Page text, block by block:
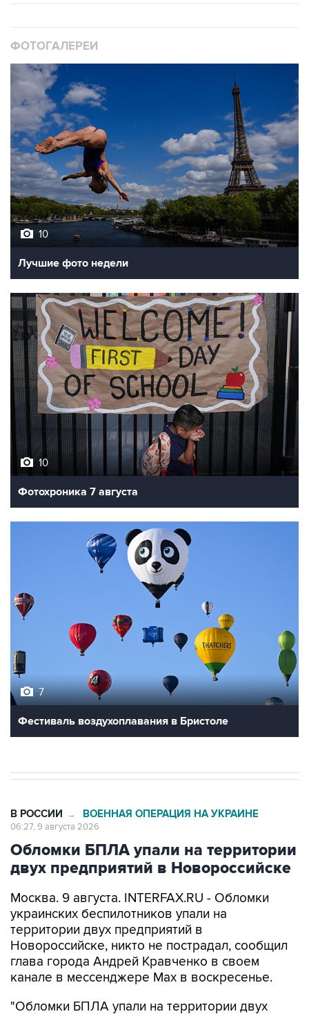
ФОТОГАЛЕРЕИ
10
Лучшие фото недели
10
Фотохроника 7 августа
7
Фестиваль воздухоплавания в Бристоле
В РОССИИ → ВОЕННАЯ ОПЕРАЦИЯ НА УКРАИНЕ
06:27, 9 августа 2026
Обломки БПЛА упали на территории
двух предприятий в Новороссийске
Москва. 9 августа. INTERFAX.RU - Обломки
украинских беспилотников упали на
территории двух предприятий в
Новороссийске, никто не пострадал, сообщил
глава города Андрей Кравченко в своем
канале в мессенджере Max в воскресенье.
"Обломки БПЛА упали на территории двух